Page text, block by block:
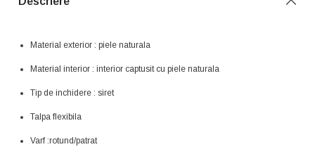
Material exterior : piele naturala
Material interior : interior captusit cu piele naturala
Tip de inchidere : siret
Talpa flexibila
Varf :rotund/patrat